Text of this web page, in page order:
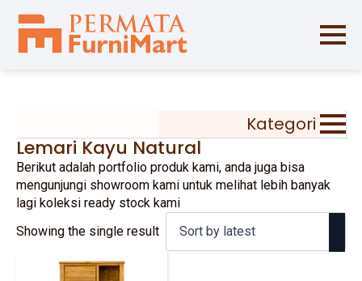
Kategori
Lemari Kayu Natural
Berikut adalah portfolio produk kami, anda juga bisa
mengunjungi showroom kami untuk melihat lebih banyak
lagi koleksi ready stock kami
Showing the single result